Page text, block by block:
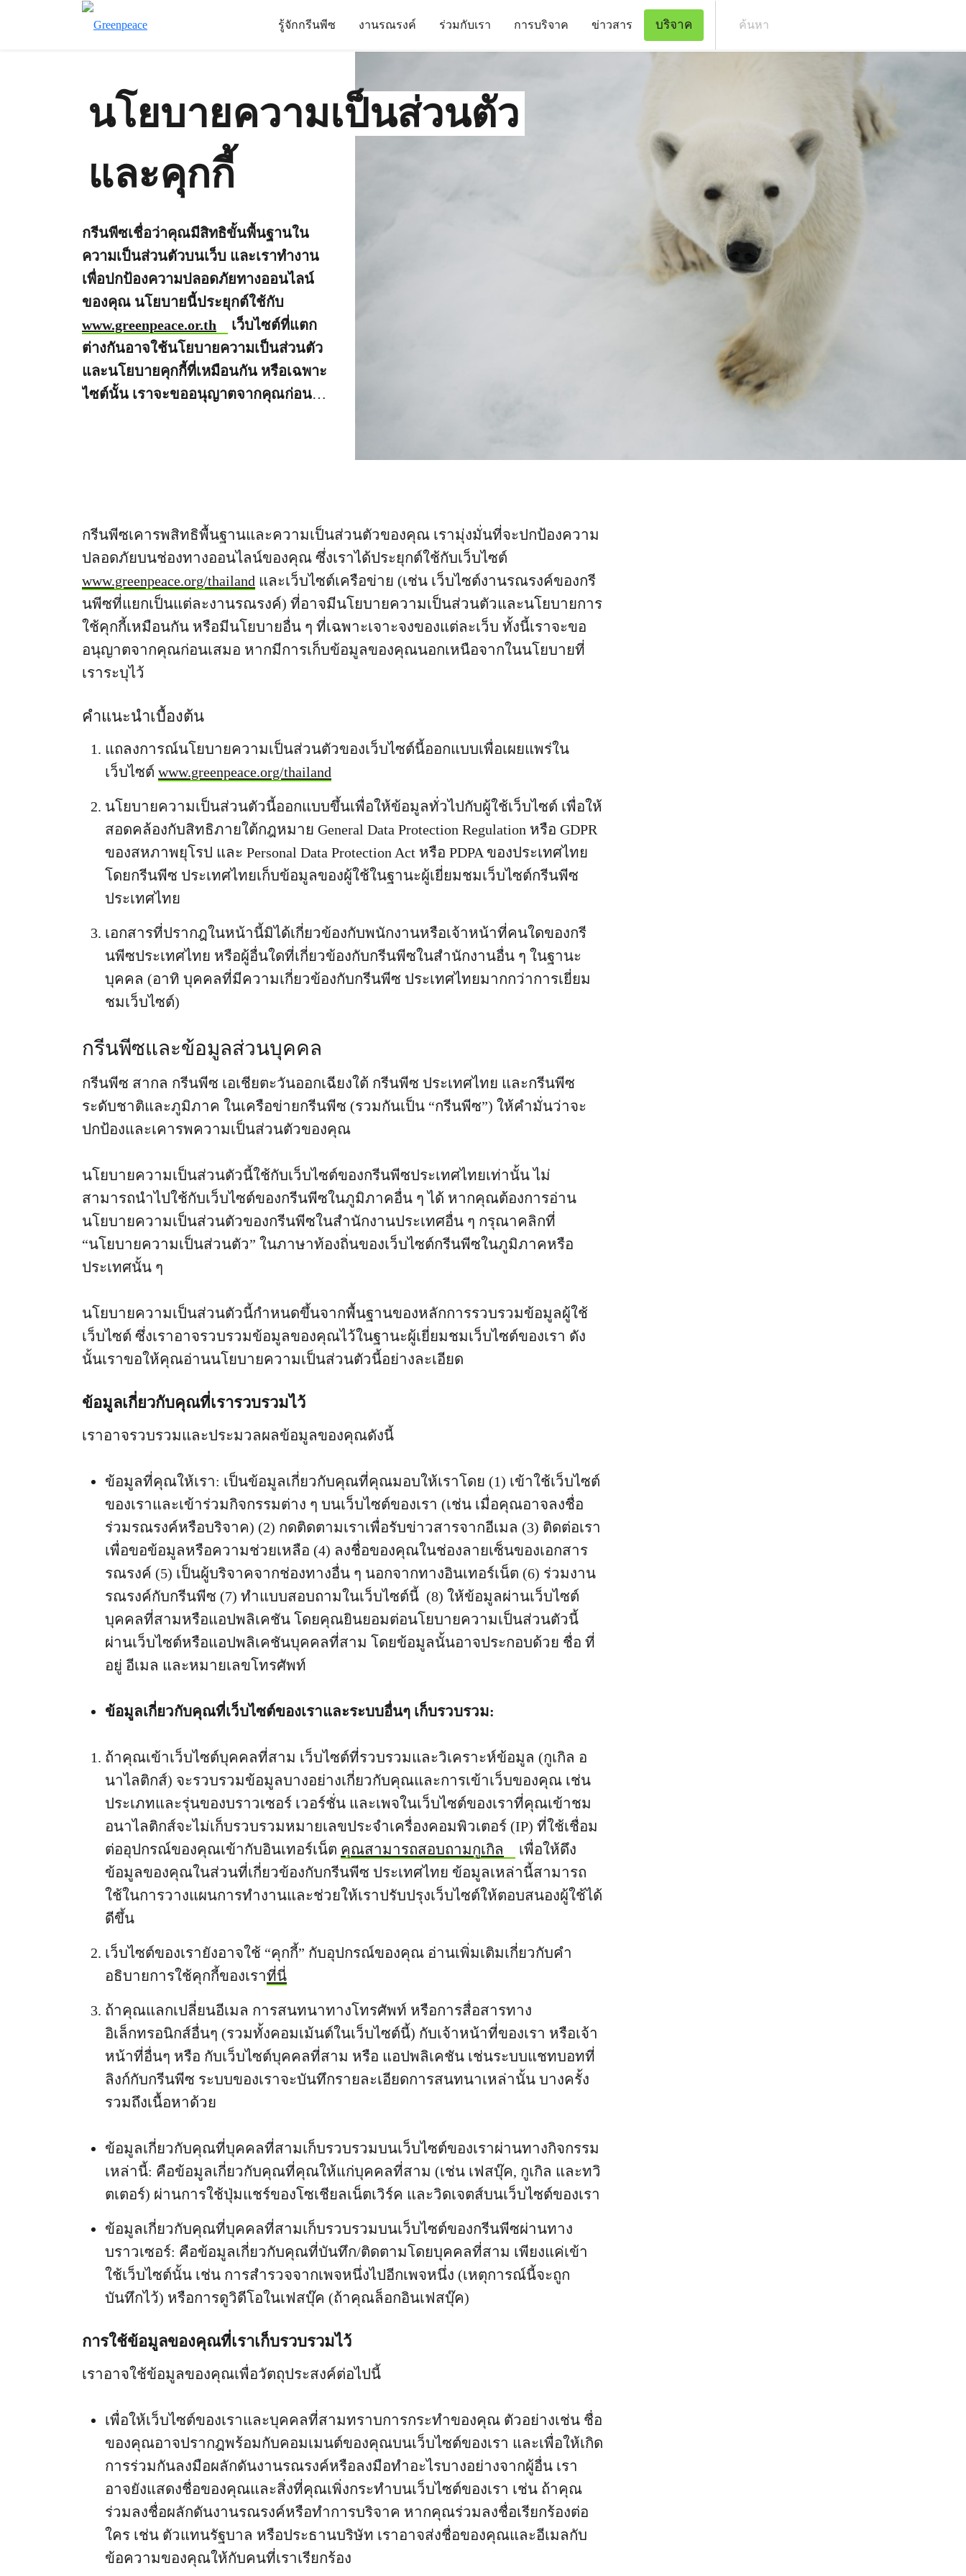
รู้จักกรีนพีซ งานรณรงค์ ร่วมกับเรา การบริจาค ข่าวสาร บริจาค
นโยบายความเป็นส่วนตัว
และคุกกี้
กรีนพีซเชื่อว่าคุณมีสิทธิขั้นพื้นฐานใน
ความเป็นส่วนตัวบนเว็บ และเราทำงาน
เพื่อปกป้องความปลอดภัยทางออนไลน์
ของคุณ นโยบายนี้ประยุกต์ใช้กับ
www.greenpeace.or.th
เว็บไซต์ที่แตก
ต่างกันอาจใช้นโยบายความเป็นส่วนตัว
และนโยบายคุกกี้ที่เหมือนกัน หรือเฉพาะ
ไซต์นั้น เราจะขออนุญาตจากคุณก่อน
กรีนพีซเคารพสิทธิพื้นฐานและความเป็นส่วนตัวของคุณ เรามุ่งมั่นที่จะปกป้องความ
ปลอดภัยบนช่องทางออนไลน์ของคุณ ซึ่งเราได้ประยุกต์ใช้กับเว็บไซต์
www.greenpeace.org/thailand และเว็บไซต์เครือข่าย (เช่น เว็บไซต์งานรณรงค์ของกรี
นพีซที่แยกเป็นแต่ละงานรณรงค์) ที่อาจมีนโยบายความเป็นส่วนตัวและนโยบายการ
ใช้คุกกี้เหมือนกัน หรือมีนโยบายอื่น ๆ ที่เฉพาะเจาะจงของแต่ละเว็บ ทั้งนี้เราจะขอ
อนุญาตจากคุณก่อนเสมอ หากมีการเก็บข้อมูลของคุณนอกเหนือจากในนโยบายที่
เราระบุไว้
คำแนะนำเบื้องต้น
แถลงการณ์นโยบายความเป็นส่วนตัวของเว็บไซต์นี้ออกแบบเพื่อเผยแพร่ใน
เว็บไซต์ www.greenpeace.org/thailand
นโยบายความเป็นส่วนตัวนี้ออกแบบขึ้นเพื่อให้ข้อมูลทั่วไปกับผู้ใช้เว็บไซต์ เพื่อให้
สอดคล้องกับสิทธิภายใต้กฎหมาย General Data Protection Regulation หรือ GDPR
ของสหภาพยุโรป และ Personal Data Protection Act หรือ PDPA ของประเทศไทย
โดยกรีนพีซ ประเทศไทยเก็บข้อมูลของผู้ใช้ในฐานะผู้เยี่ยมชมเว็บไซต์กรีนพีซ
ประเทศไทย
เอกสารที่ปรากฎในหน้านี้มิได้เกี่ยวข้องกับพนักงานหรือเจ้าหน้าที่คนใดของกรี
นพีซประเทศไทย หรือผู้อื่นใดที่เกี่ยวข้องกับกรีนพีซในสำนักงานอื่น ๆ ในฐานะ
บุคคล (อาทิ บุคคลที่มีความเกี่ยวข้องกับกรีนพีซ ประเทศไทยมากกว่าการเยี่ยม
ชมเว็บไซต์)
กรีนพีซและข้อมูลส่วนบุคคล
กรีนพีซ สากล กรีนพีซ เอเชียตะวันออกเฉียงใต้ กรีนพีซ ประเทศไทย และกรีนพีซ
ระดับชาติและภูมิภาค ในเครือข่ายกรีนพีซ (รวมกันเป็น “กรีนพีซ”) ให้คำมั่นว่าจะ
ปกป้องและเคารพความเป็นส่วนตัวของคุณ
นโยบายความเป็นส่วนตัวนี้ใช้กับเว็บไซต์ของกรีนพีซประเทศไทยเท่านั้น ไม่
สามารถนำไปใช้กับเว็บไซต์ของกรีนพีซในภูมิภาคอื่น ๆ ได้ หากคุณต้องการอ่าน
นโยบายความเป็นส่วนตัวของกรีนพีซในสำนักงานประเทศอื่น ๆ กรุณาคลิกที่
“นโยบายความเป็นส่วนตัว” ในภาษาท้องถิ่นของเว็บไซต์กรีนพีซในภูมิภาคหรือ
ประเทศนั้น ๆ
นโยบายความเป็นส่วนตัวนี้กำหนดขึ้นจากพื้นฐานของหลักการรวบรวมข้อมูลผู้ใช้
เว็บไซต์ ซึ่งเราอาจรวบรวมข้อมูลของคุณไว้ในฐานะผู้เยี่ยมชมเว็บไซต์ของเรา ดัง
นั้นเราขอให้คุณอ่านนโยบายความเป็นส่วนตัวนี้อย่างละเอียด
ข้อมูลเกี่ยวกับคุณที่เรารวบรวมไว้
เราอาจรวบรวมและประมวลผลข้อมูลของคุณดังนี้
ข้อมูลที่คุณให้เรา: เป็นข้อมูลเกี่ยวกับคุณที่คุณมอบให้เราโดย (1) เข้าใช้เว็บไซต์
ของเราและเข้าร่วมกิจกรรมต่าง ๆ บนเว็บไซต์ของเรา (เช่น เมื่อคุณอาจลงชื่อ
ร่วมรณรงค์หรือบริจาค) (2) กดติดตามเราเพื่อรับข่าวสารจากอีเมล (3) ติดต่อเรา
เพื่อขอข้อมูลหรือความช่วยเหลือ (4) ลงชื่อของคุณในช่องลายเซ็นของเอกสาร
รณรงค์ (5) เป็นผู้บริจาคจากช่องทางอื่น ๆ นอกจากทางอินเทอร์เน็ต (6) ร่วมงาน
รณรงค์กับกรีนพีซ (7) ทำแบบสอบถามในเว็บไซต์นี้ (8) ให้ข้อมูลผ่านเว็บไซต์
บุคคลที่สามหรือแอปพลิเคชัน โดยคุณยินยอมต่อนโยบายความเป็นส่วนตัวนี้
ผ่านเว็บไซต์หรือแอปพลิเคชันบุคคลที่สาม โดยข้อมูลนั้นอาจประกอบด้วย ชื่อ ที่
อยู่ อีเมล และหมายเลขโทรศัพท์
ข้อมูลเกี่ยวกับคุณที่เว็บไซต์ของเราและระบบอื่นๆ เก็บรวบรวม:
ถ้าคุณเข้าเว็บไซต์บุคคลที่สาม เว็บไซต์ที่รวบรวมและวิเคราะห์ข้อมูล (กูเกิล อ
นาไลติกส์) จะรวบรวมข้อมูลบางอย่างเกี่ยวกับคุณและการเข้าเว็บของคุณ เช่น
ประเภทและรุ่นของบราวเซอร์ เวอร์ชั่น และเพจในเว็บไซต์ของเราที่คุณเข้าชม
อนาไลติกส์จะไม่เก็บรวบรวมหมายเลขประจำเครื่องคอมพิวเตอร์ (IP) ที่ใช้เชื่อม
ต่ออุปกรณ์ของคุณเข้ากับอินเทอร์เน็ต คุณสามารถสอบถามกูเกิล
เพื่อให้ดึง
ข้อมูลของคุณในส่วนที่เกี่ยวข้องกับกรีนพีซ ประเทศไทย ข้อมูลเหล่านี้สามารถ
ใช้ในการวางแผนการทำงานและช่วยให้เราปรับปรุงเว็บไซต์ให้ตอบสนองผู้ใช้ได้
ดีขึ้น
เว็บไซต์ของเรายังอาจใช้ “คุกกี้” กับอุปกรณ์ของคุณ อ่านเพิ่มเติมเกี่ยวกับคำ
อธิบายการใช้คุกกี้ของเราที่นี่
ถ้าคุณแลกเปลี่ยนอีเมล การสนทนาทางโทรศัพท์ หรือการสื่อสารทาง
อิเล็กทรอนิกส์อื่นๆ (รวมทั้งคอมเม้นต์ในเว็บไซต์นี้) กับเจ้าหน้าที่ของเรา หรือเจ้า
หน้าที่อื่นๆ หรือ กับเว็บไซต์บุคคลที่สาม หรือ แอปพลิเคชัน เช่นระบบแชทบอทที่
ลิงก์กับกรีนพีซ ระบบของเราจะบันทึกรายละเอียดการสนทนาเหล่านั้น บางครั้ง
รวมถึงเนื้อหาด้วย
ข้อมูลเกี่ยวกับคุณที่บุคคลที่สามเก็บรวบรวมบนเว็บไซต์ของเราผ่านทางกิจกรรม
เหล่านี้: คือข้อมูลเกี่ยวกับคุณที่คุณให้แก่บุคคลที่สาม (เช่น เฟสบุ๊ค, กูเกิล และทวิ
ตเตอร์) ผ่านการใช้ปุ่มแชร์ของโซเชียลเน็ตเวิร์ค และวิดเจตส์บนเว็บไซต์ของเรา
ข้อมูลเกี่ยวกับคุณที่บุคคลที่สามเก็บรวบรวมบนเว็บไซต์ของกรีนพีซผ่านทาง
บราวเซอร์: คือข้อมูลเกี่ยวกับคุณที่บันทึก/ติดตามโดยบุคคลที่สาม เพียงแค่เข้า
ใช้เว็บไซต์นั้น เช่น การสำรวจจากเพจหนึ่งไปอีกเพจหนึ่ง (เหตุการณ์นี้จะถูก
บันทึกไว้) หรือการดูวิดีโอในเฟสบุ๊ค (ถ้าคุณล็อกอินเฟสบุ๊ค)
การใช้ข้อมูลของคุณที่เราเก็บรวบรวมไว้
เราอาจใช้ข้อมูลของคุณเพื่อวัตถุประสงค์ต่อไปนี้
เพื่อให้เว็บไซต์ของเราและบุคคลที่สามทราบการกระทำของคุณ ตัวอย่างเช่น ชื่อ
ของคุณอาจปรากฎพร้อมกับคอมเมนต์ของคุณบนเว็บไซต์ของเรา และเพื่อให้เกิด
การร่วมกันลงมือผลักดันงานรณรงค์หรือลงมือทำอะไรบางอย่างจากผู้อื่น เรา
อาจยังแสดงชื่อของคุณและสิ่งที่คุณเพิ่งกระทำบนเว็บไซต์ของเรา เช่น ถ้าคุณ
ร่วมลงชื่อผลักดันงานรณรงค์หรือทำการบริจาค หากคุณร่วมลงชื่อเรียกร้องต่อ
ใคร เช่น ตัวแทนรัฐบาล หรือประธานบริษัท เราอาจส่งชื่อของคุณและอีเมลกับ
ข้อความของคุณให้กับคนที่เราเรียกร้อง